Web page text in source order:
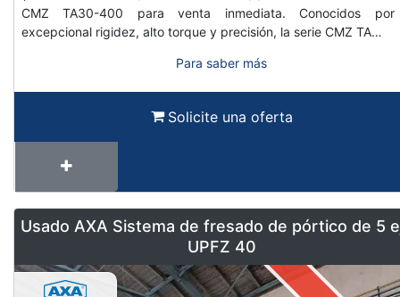
CMZ TA30-400 para venta inmediata. Conocidos
excepcional rigidez, alto torque y precisión, la serie CMZ TA…
Para saber más
Solicite una oferta
Usado AXA Sistema de fresado de pórtico de 5
UPFZ 40